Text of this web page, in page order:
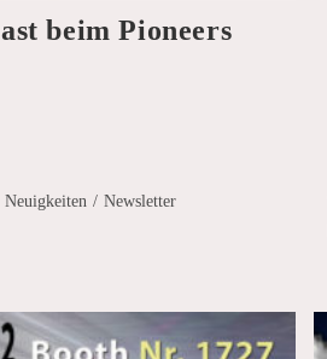
beim Pioneers
Neuigkeiten / Newsletter